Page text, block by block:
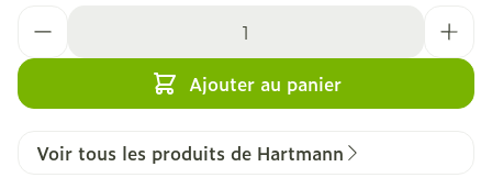
Ajouter au panier
Voir tous les produits de Hartmann